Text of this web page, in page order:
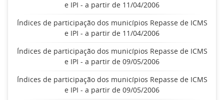
e IPI - a partir de 11/04/2006
Índices de participação dos municípios Repasse de ICMS
e IPI - a partir de 11/04/2006
Índices de participação dos municípios Repasse de ICMS
e IPI - a partir de 09/05/2006
Índices de participação dos municípios Repasse de ICMS
e IPI - a partir de 09/05/2006